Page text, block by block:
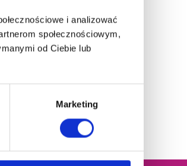
i analizować
społecznościowym,
od Ciebie lub
Marketing